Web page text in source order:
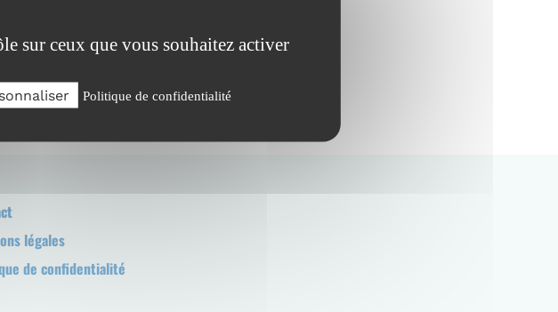
légales
de confidentialité
sur ceux que vous souhaitez activer
Politique de confidentialité